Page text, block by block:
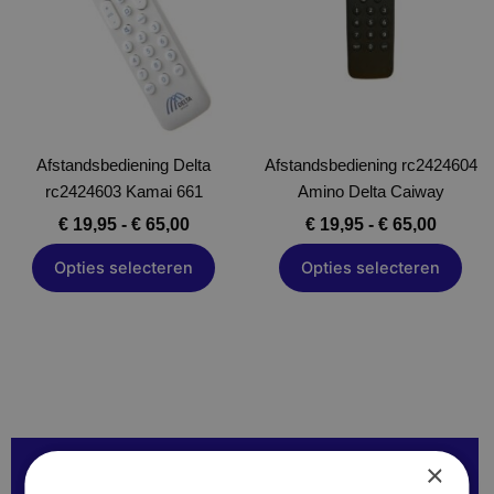
Afstandsbediening Delta
rc2424603 Kamai 661
€19,95 - €65,00
Opties selecteren
Deze
optie
kan
gekozen
worden
de
productpagina
Afstandsbediening rc2424604
Amino Delta Caiway
€19,95 - €65,00
Opties selecteren
Deze
optie
de
productpagina
×